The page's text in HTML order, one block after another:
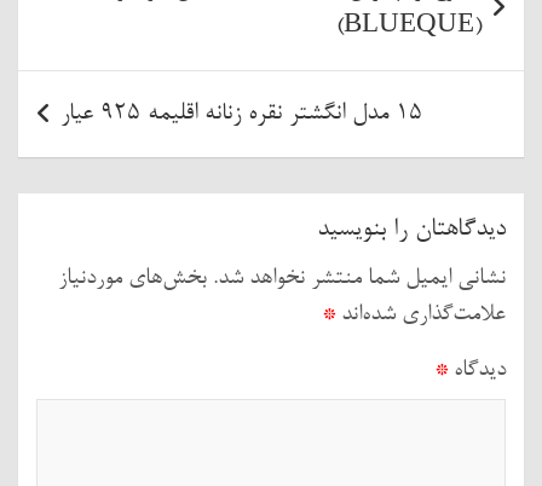
(BLUEQUE)
15 مدل انگشتر نقره زنانه اقلیمه 925 عیار
دیدگاهتان را بنویسید
نشانی ایمیل شما منتشر نخواهد شد. بخش‌های موردنیاز
علامت‌گذاری شده‌اند*
دیدگاه*